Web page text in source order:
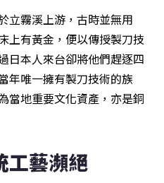
立霧溪上游，古時並無用
上有黃金，便以傳授製刀技
日本人來台卻將他們趕逐四
年唯一擁有製刀技術的族
當地重要文化資產，亦是銅
工藝瀕絕